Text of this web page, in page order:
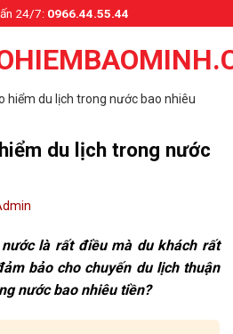
24/7:0966.44.55.44
hiểm du lịch trong nước bao nhiêu
du lịch trong nước
là rất điều mà du khách rất
bảo cho chuyến du lịch thuận
nước bao nhiêu tiền?